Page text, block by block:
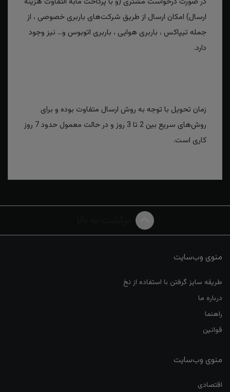
ارسال) امکان ارسال از طریق شرکت‌های باربری خصوصی ، از
جمله تیپاکس ، باربری هوایی ، باربری اتوبوس و... نیز وجود
دارد.
زمان تحویل با توجه به روش ارسال متفاوت بوده و برای
روش‌های سریع بین 2 تا 3 روز و در حالت معمول حدود 7 روز
کاری است.
منوی وب‌سایت
طریقه سایز گرفتن با استفاده از نخ
درباره ما
راهنما
قوانین
منوی وب‌سایت
اقتصادی